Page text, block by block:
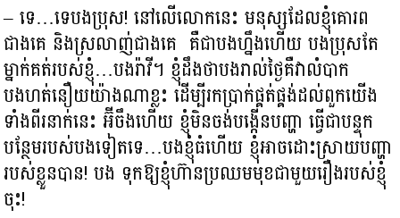
– ទេ…ទេបងប្រុស! នៅលើលោកនេះ មនុស្សដែលខ្ញុំគោរព
ជាងគេ និងស្រលាញ់ជាងគេ គឺជាបងហ្នឹងហើយ បងប្រុសតែ
ម្នាក់គត់របស់ខ្ញុំ…បងរ៉ាវី។ ខ្ញុំដឹងថាបងរាល់ថ្ងៃគឺវាលំបាក
បងហត់នឿយយ៉ាងណាខ្លះ ដើម្បីរកប្រាក់ផ្គត់ផ្គង់ដល់ពួកយើង
ទាំងពីរនាក់នេះ អ៊ីចឹងហើយ ខ្ញុំមិនចង់បង្កើនបញ្ហា ធ្វើជាបន្ទុក
បន្ថែមរបស់បងទៀតទេ…បងខ្ញុំធំហើយ ខ្ញុំអាចដោះស្រាយបញ្ហា
របស់ខ្លួនបាន! បង ទុកឱ្យខ្ញុំហ៊ានប្រឈមមុខជាមួយរឿងរបស់ខ្ញុំ
ចុះ!